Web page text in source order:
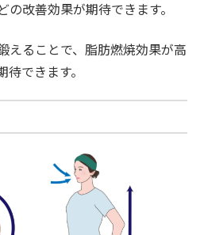
改善効果が期待できます。
えることで、脂肪燃焼効果が高
できます。